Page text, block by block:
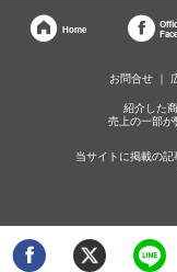
Home
お問合せ
紹介した
売上の一部が
当サイトに掲載の記